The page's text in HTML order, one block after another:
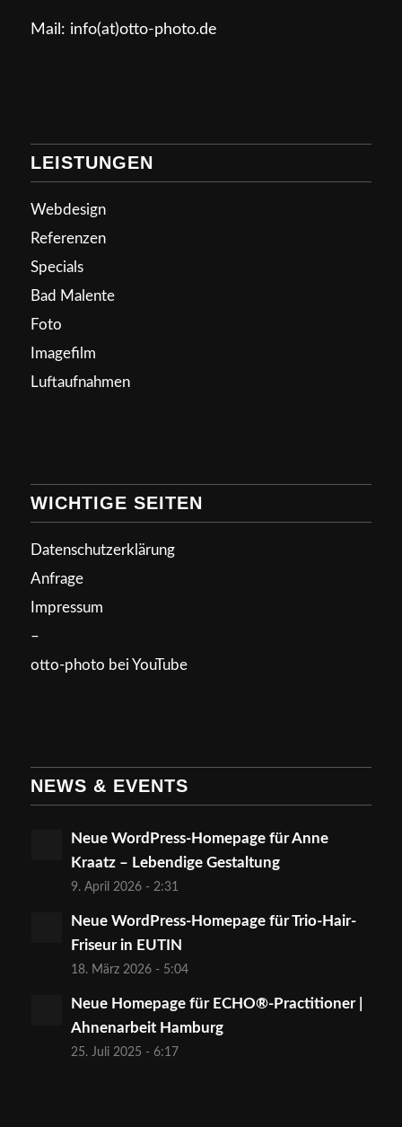
Mail: info(at)otto-photo.de
LEISTUNGEN
Webdesign
Referenzen
Specials
Bad Malente
Foto
Imagefilm
Luftaufnahmen
WICHTIGE SEITEN
Datenschutzerklärung
Anfrage
Impressum
–
otto-photo bei YouTube
NEWS & EVENTS
Neue WordPress-Homepage für Anne
Kraatz – Lebendige Gestaltung
9. April 2026 - 2:31
Neue WordPress-Homepage für Trio-Hair-
Friseur in EUTIN
18. März 2026 - 5:04
Neue Homepage für ECHO®-Practitioner |
Ahnenarbeit Hamburg
25. Juli 2025 - 6:17